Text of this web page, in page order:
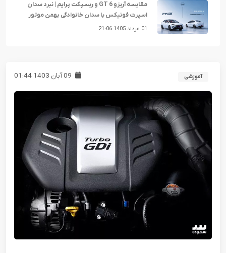
مقایسه آریزو 6 GT و ریسپکت پرایم | نبرد سدان
اسپرت فونیکس با سدان خانوادگی بهمن موتور
01 مرداد 1405 21:06
آموزشی